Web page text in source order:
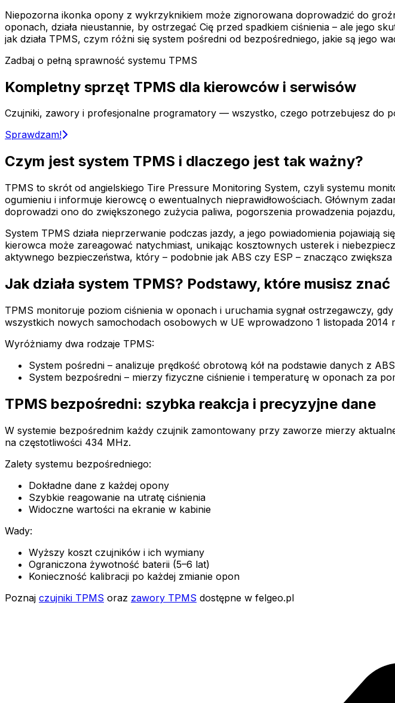
Niepozorna ikonka opony z wykrzyknikiem może zignorowana doprowadzić do
oponach, działa nieustannie, by ostrzegać Cię przed spadkiem ciśnienia – ale jego
jak działa TPMS, czym różni się system pośredni od bezpośredniego, jakie są jego
Zadbaj o pełną sprawność systemu TPMS
Kompletny sprzęt TPMS dla kierowców i serwisów
Czujniki, zawory i profesjonalne programatory — wszystko, czego potrzebujesz do
Sprawdzam!
Czym jest system TPMS i dlaczego jest tak ważny?
TPMS to skrót od angielskiego Tire Pressure Monitoring System, czyli systemu
ogumieniu i informuje kierowcę o ewentualnych nieprawidłowościach. Głównym
doprowadzi ono do zwiększonego zużycia paliwa, pogorszenia prowadzenia
System TPMS działa nieprzerwanie podczas jazdy, a jego powiadomienia
kierowca może zareagować natychmiast, unikając kosztownych usterek i
aktywnego bezpieczeństwa, który – podobnie jak ABS czy ESP – znacząco
Jak działa system TPMS? Podstawy, które musisz znać
TPMS monitoruje poziom ciśnienia w oponach i uruchamia sygnał ostrzegawczy,
wszystkich nowych samochodach osobowych w UE wprowadzono 1 listopada 2014
Wyróżniamy dwa rodzaje TPMS:
System pośredni – analizuje prędkość obrotową kół na podstawie danych z
System bezpośredni – mierzy fizyczne ciśnienie i temperaturę w oponach za
TPMS bezpośredni: szybka reakcja i precyzyjne dane
W systemie bezpośrednim każdy czujnik zamontowany przy zaworze mierzy
na częstotliwości 434 MHz.
Zalety systemu bezpośredniego:
Dokładne dane z każdej opony
Szybkie reagowanie na utratę ciśnienia
Widoczne wartości na ekranie w kabinie
Wady:
Wyższy koszt czujników i ich wymiany
Ograniczona żywotność baterii (5–6 lat)
Konieczność kalibracji po każdej zmianie opon
Poznaj czujniki TPMS oraz zawory TPMS dostępne w felgeo.pl